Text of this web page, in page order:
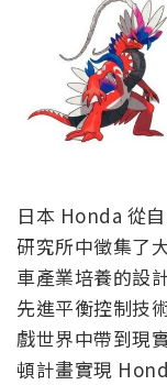
日本 Honda 從
研究所中徵集了
車產業培養的設
先進平衡控制技
戲世界中帶到現
頓計畫實現